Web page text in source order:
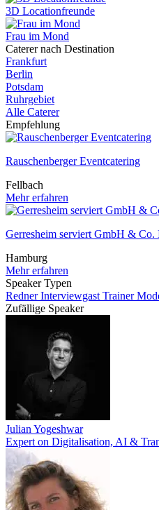
3D Locationfreunde
Frau im Mond
Caterer nach Destination
Frankfurt
Berlin
Potsdam
Ruhrgebiet
Alle Caterer
Empfehlung
Rauschenberger Eventcatering
Fellbach
Mehr erfahren
Gerresheim serviert GmbH & Co.
Hamburg
Mehr erfahren
Speaker Typen
RednerInterviewgast Trainer
Zufällige Speaker
Julian Yogeshwar
Expert on Digitalisation, AI &